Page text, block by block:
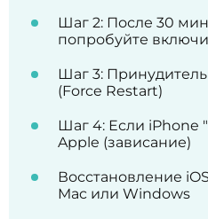
Шаг 2: После 30
попробуйте
Шаг 3:
(Force Restart)
Шаг 4: Если iPhone
Apple (зависание)
Восстановление
Mac или Windows